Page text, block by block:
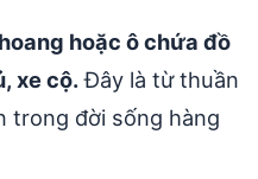
hoặc ô chứa đồ
xe cộ.Đây là từ thuần
trong đời sống hàng